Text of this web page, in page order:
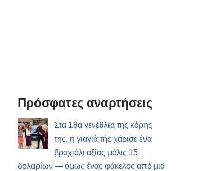
Πρόσφατες αναρτήσεις
Στα 18α γενέθλια της κόρης
της, η γιαγιά τής χάρισε ένα
βραχιόλι αξίας μόλις 15
δολαρίων — όμως ένας φάκελος από μια